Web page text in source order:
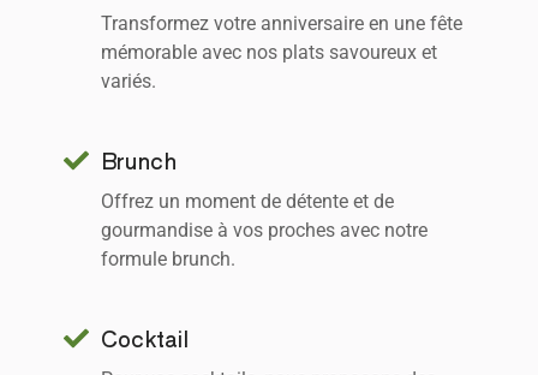
Transformez votre anniversaire en une fête
mémorable avec nos plats savoureux et
variés.
Brunch
Offrez un moment de détente et de
gourmandise à vos proches avec notre
formule brunch.
Cocktail